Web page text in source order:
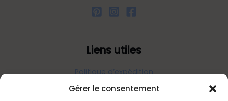
Gérer le consentement
Liens utiles
Politique d’expédition
Politique de confidentialité